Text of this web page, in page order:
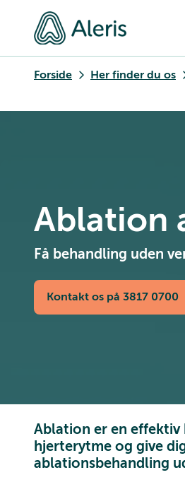
Forside Her finder du os
Ablation
Få behandling uden
Kontakt os på 3817 0700
Ablation er en
hjerterytme og give
ablationsbehandling